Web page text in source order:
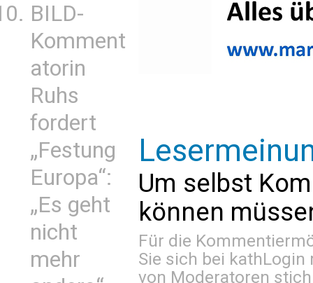
BILD-
Komment
atorin
Ruhs
fordert
„Festung
Europa“:
„Es geht
nicht
mehr
Um selbst
können
Für die
Sie sich bei kathLogin
von Moderatoren